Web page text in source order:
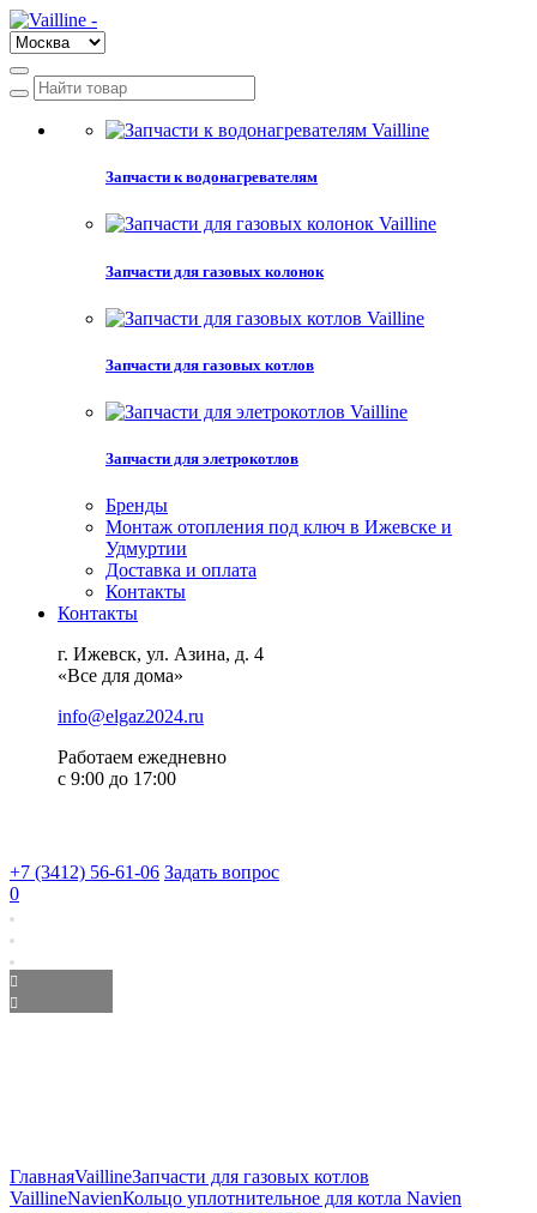
Запчасти к водонагревателям
Запчасти для газовых колонок
Запчасти для газовых котлов
Запчасти для элетрокотлов
Бренды
Монтаж отопления под ключ в Ижевске и
Удмуртии
Доставка и оплата
Контакты
Контакты
г. Ижевск, ул. Азина, д. 4
«Все для дома»
info@elgaz2024.ru
Работаем eжедневно
с 9:00 до 17:00
+7 (3412) 56-61-06 Задать вопрос
0
ГлавнаяVaillineЗапчасти для газовых котлов
VaillineNavienКольцо уплотнительное для котла Navien